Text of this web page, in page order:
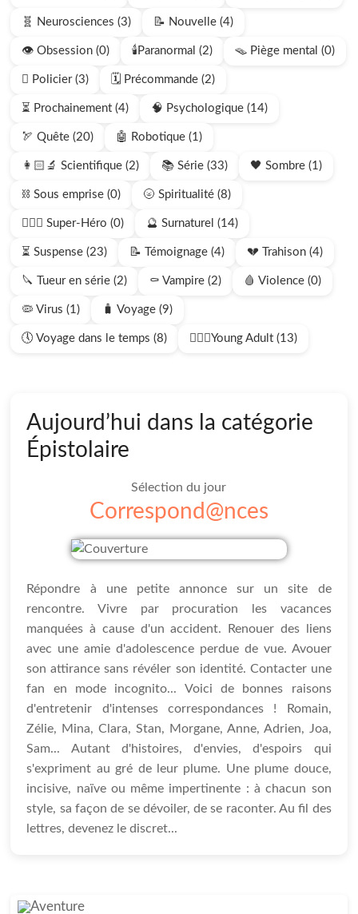
🧬 Neurosciences (3) 📝 Nouvelle (4)
👁️ Obsession (0) 🕯️Paranormal (2) 🪤 Piège mental (0)
🫆 Policier (3) 🗓️ Précommande (2)
⏳ Prochainement (4) 🧠 Psychologique (14)
🏹 Quête (20) 🤖 Robotique (1)
👩🏻‍🔬 Scientifique (2) 📚 Série (33) 🖤 Sombre (1)
⛓️ Sous emprise (0) 🌝 Spiritualité (8)
🦸🏻‍♂️ Super-Héro (0) 🔮 Surnaturel (14)
⏳ Suspense (23) 📝 Témoignage (4) 💔 Trahison (4)
🔪 Tueur en série (2) ⚰️ Vampire (2) 🩸 Violence (0)
🦠 Virus (1) 🧳 Voyage (9)
🕔 Voyage dans le temps (8) 🧍🏻‍♂️Young Adult (13)
Aujourd’hui dans la catégorie
Épistolaire
Sélection du jour
Correspond@nces
Répondre à une petite annonce sur un site de
rencontre. Vivre par procuration les vacances
manquées à cause d'un accident. Renouer des liens
avec une amie d'adolescence perdue de vue. Avouer
son attirance sans révéler son identité. Contacter une
fan en mode incognito... Voici de bonnes raisons
d'entretenir d'intenses correspondances ! Romain,
Zélie, Mina, Clara, Stan, Morgane, Anne, Adrien, Joa,
Sam... Autant d'histoires, d'envies, d'espoirs qui
s'expriment au gré de leur plume. Une plume douce,
incisive, naïve ou même impertinente : à chacun son
style, sa façon de se dévoiler, de se raconter. Au fil des
lettres, devenez le discret...
Aventure